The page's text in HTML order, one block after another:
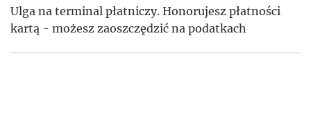
Ulga na terminal płatniczy. Honorujesz płatności
kartą - możesz zaoszczędzić na podatkach